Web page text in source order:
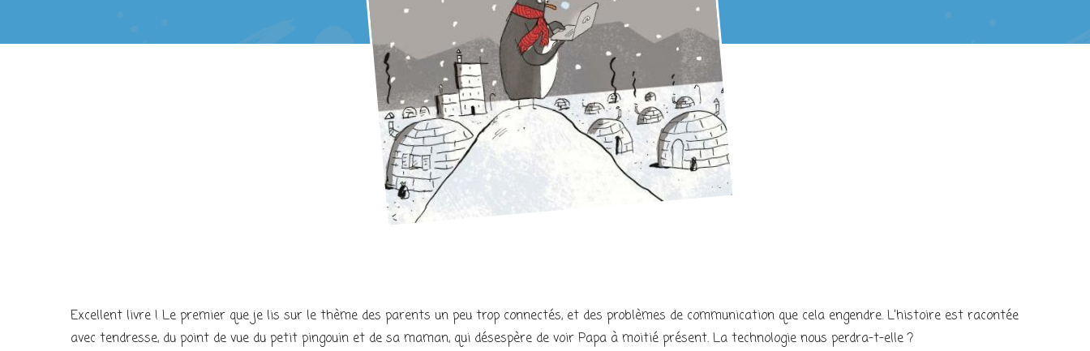
Excellent livre ! Le premier que je lis sur le thème des parents un peu trop connectés, et des problèmes de communication que cela engendre. L’histoire est racontée
avec tendresse, du point de vue du petit pingouin et de sa maman, qui désespère de voir Papa à moitié présent. La technologie nous perdra-t-elle ?